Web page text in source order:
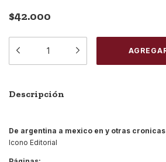
$42.000
Descripción
De argentina a mexico en y otras cronicas
Icono Editorial